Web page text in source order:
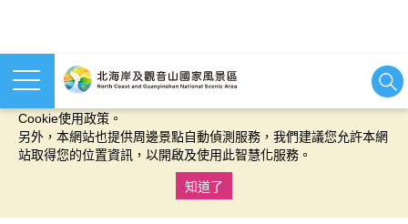
本網站使用cookies等相關技術以持續優化網站服務，並有助於為
Cookie使用政策。
另外，本網站也提供周邊景點自動偵測服務，我們建議您允許本網
站取得您的位置資訊，以開啟及使用此智慧化服務。
知道了